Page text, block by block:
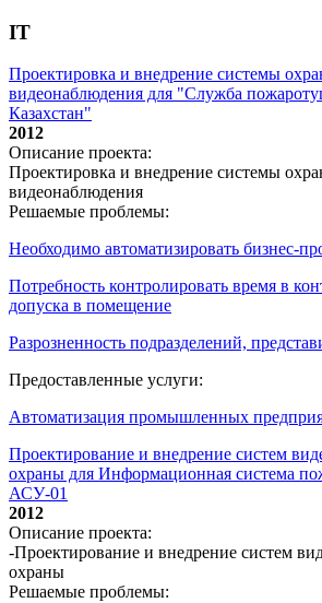
IT
Проектировка и внедрение системы
видеонаблюдения для "Служба
Казахстан"
2012
Описание проекта:
Проектировка и внедрение системы
видеонаблюдения
Решаемые проблемы:
Необходимо автоматизировать бизнес-
Потребность контролировать время в
допуска в помещение
Разрозненность подразделений,
Предоставленные услуги:
Автоматизация промышленных
Проектирование и внедрение систем
охраны для Информационная система
АСУ-01
2012
Описание проекта:
-Проектирование и внедрение систем
охраны
Решаемые проблемы: